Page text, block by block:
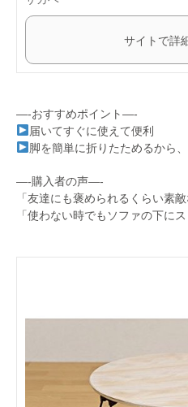
サイトで詳
—-おすすめポイント—-
届いてすぐに使えて便利
脚を簡単に折りたためるから
—-購入者の声—-
「友達にも褒められるくらい素敵
「使わない時でもソファの下に